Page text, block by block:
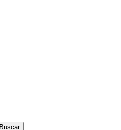
Buscar